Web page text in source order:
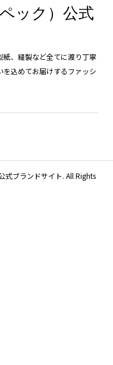
ック）公式
、縫製など全てに渡り丁寧
込めてお届けするファッシ
式ブランドサイト. All Rights